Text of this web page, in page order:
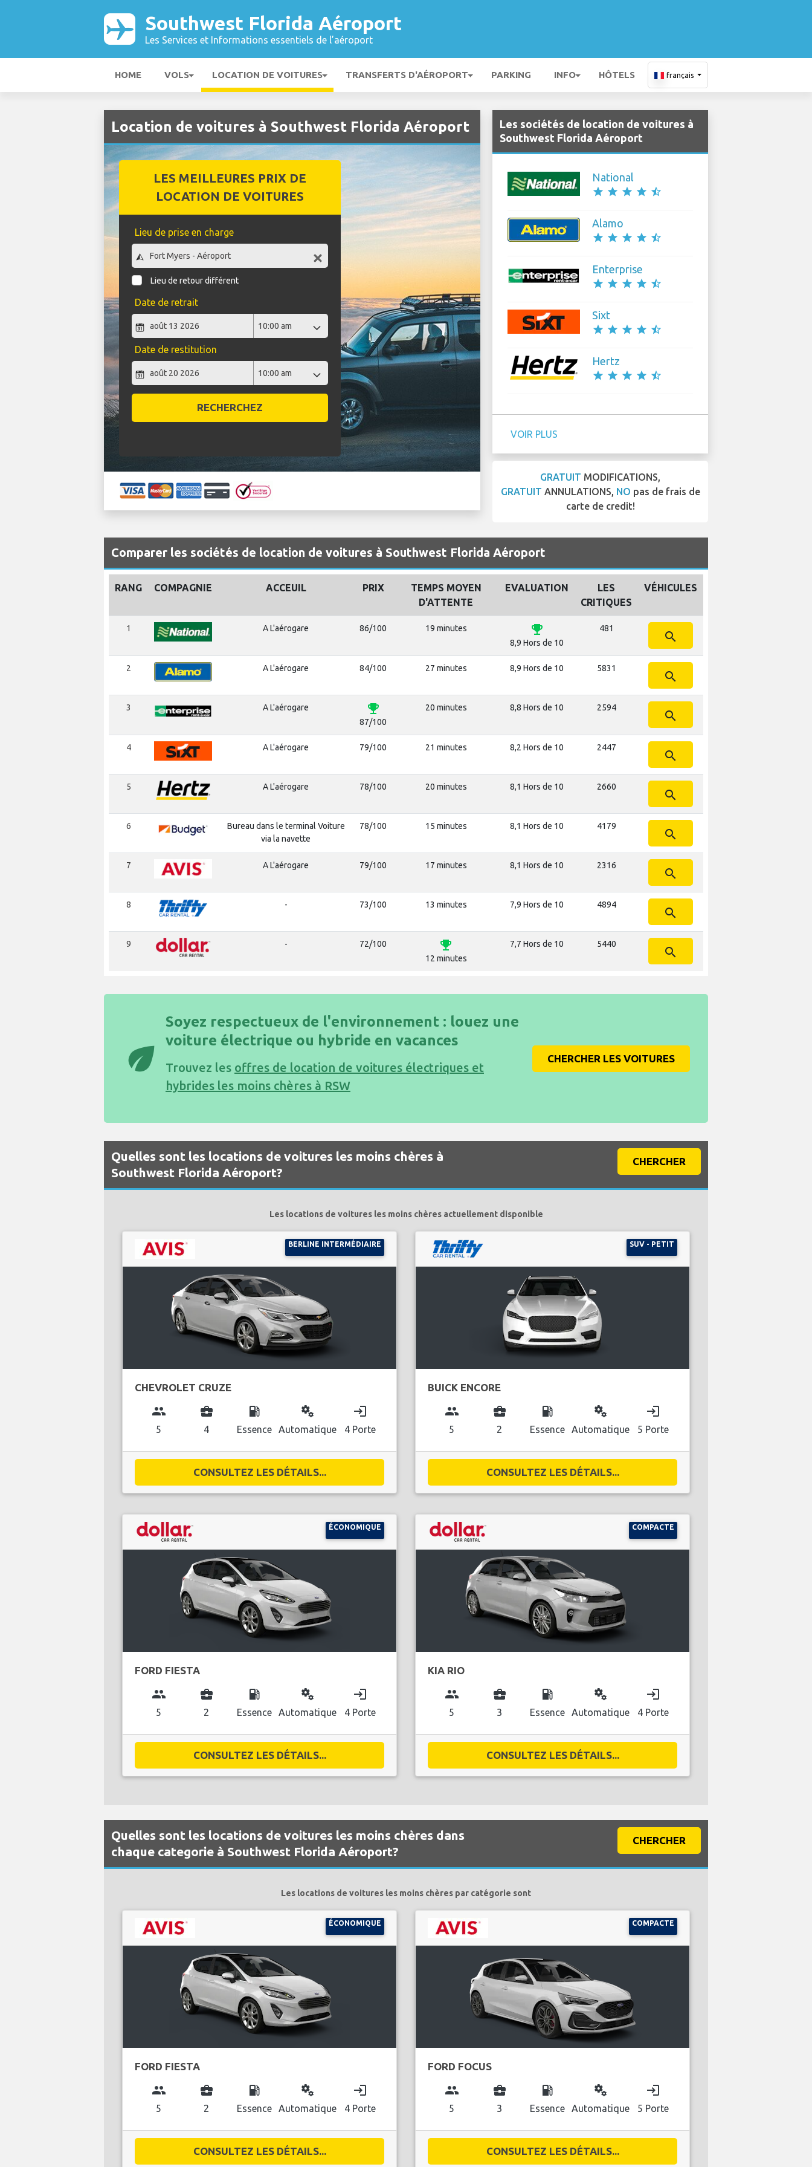
Southwest Florida Aéroport
Les Services et Informations essentiels de l’aéroport
HOME VOLS LOCATION DE VOITURES TRANSFERTS D'AÉROPORT PARKING INFO HÔTELS français
Location de voitures à Southwest Florida Aéroport
LES MEILLEURES PRIX DE
LOCATION DE VOITURES
Lieu de prise en charge
Lieu de retour différent
Date de retrait
Date de restitution
RECHERCHEZ
Les sociétés de location de voitures à
Southwest Florida Aéroport
National
star star star star star_half
Alamo
star star star star star_half
Enterprise
star star star star star_half
Sixt
star star star star star_half
Hertz
star star star star star_half
VOIR PLUS
GRATUIT MODIFICATIONS,
GRATUIT ANNULATIONS, NO pas de frais de
carte de credit!
Comparer les sociétés de location de voitures à Southwest Florida Aéroport
RANG COMPAGNIE ACCEUIL PRIX
TEMPS MOYEN
D'ATTENTE
EVALUATION
LES
CRITIQUES
VÉHICULES
1 A L'aérogare 86/100 19 minutes emoji_events
8,9 Hors de 10
481
search
2 A L'aérogare 84/100 27 minutes 8,9 Hors de 10 5831
search
3 A L'aérogare emoji_events
87/100
20 minutes 8,8 Hors de 10 2594
search
4 A L'aérogare 79/100 21 minutes 8,2 Hors de 10 2447
search
5 A L'aérogare 78/100 20 minutes 8,1 Hors de 10 2660
search
6
Bureau dans le terminal Voiture
via la navette
78/100 15 minutes 8,1 Hors de 10 4179
search
7 A L'aérogare 79/100 17 minutes 8,1 Hors de 10 2316
search
8 - 73/100 13 minutes 7,9 Hors de 10 4894
search
9 - 72/100 emoji_events
12 minutes
7,7 Hors de 10 5440
search
eco
Soyez respectueux de l'environnement : louez une
voiture électrique ou hybride en vacances
Trouvez les offres de location de voitures électriques et
hybrides les moins chères à RSW
CHERCHER LES VOITURES
Quelles sont les locations de voitures les moins chères à
Southwest Florida Aéroport?
CHERCHER
Les locations de voitures les moins chères actuellement disponible
BERLINE INTERMÉDIAIRE
CHEVROLET CRUZE
group
5
business_center
4
local_gas_station
Essence
miscellaneous_services
Automatique
login
4 Porte
CONSULTEZ LES DÉTAILS...
SUV - PETIT
BUICK ENCORE
group
5
business_center
2
local_gas_station
Essence
miscellaneous_services
Automatique
login
5 Porte
CONSULTEZ LES DÉTAILS...
ÉCONOMIQUE
FORD FIESTA
group
5
business_center
2
local_gas_station
Essence
miscellaneous_services
Automatique
login
4 Porte
CONSULTEZ LES DÉTAILS...
COMPACTE
KIA RIO
group
5
business_center
3
local_gas_station
Essence
miscellaneous_services
Automatique
login
4 Porte
CONSULTEZ LES DÉTAILS...
Quelles sont les locations de voitures les moins chères dans
chaque categorie à Southwest Florida Aéroport?
CHERCHER
Les locations de voitures les moins chères par catégorie sont
ÉCONOMIQUE
FORD FIESTA
group
5
business_center
2
local_gas_station
Essence
miscellaneous_services
Automatique
login
4 Porte
CONSULTEZ LES DÉTAILS...
COMPACTE
FORD FOCUS
group
5
business_center
3
local_gas_station
Essence
miscellaneous_services
Automatique
login
5 Porte
CONSULTEZ LES DÉTAILS...